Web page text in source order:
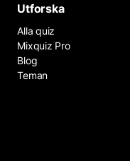
Utforska
Alla quiz
Mixquiz Pro
Blog
Teman